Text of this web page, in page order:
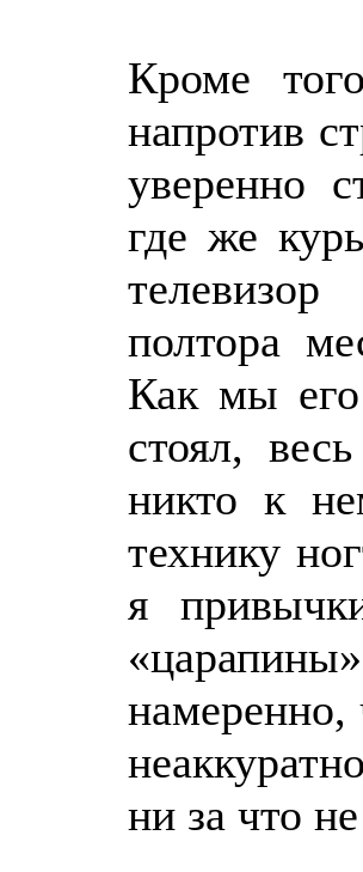
Кроме
напротив
уверенно
где же
полтора
Как мы
стоял,
никто к
технику
я
намеренно,
ни за что